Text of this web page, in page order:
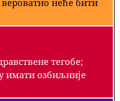
тегобе;
имати озбиљније